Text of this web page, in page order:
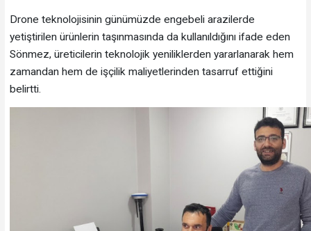
Drone teknolojisinin günümüzde engebeli arazilerde
yetiştirilen ürünlerin taşınmasında da kullanıldığını ifade eden
Sönmez, üreticilerin teknolojik yeniliklerden yararlanarak hem
zamandan hem de işçilik maliyetlerinden tasarruf ettiğini
belirtti.